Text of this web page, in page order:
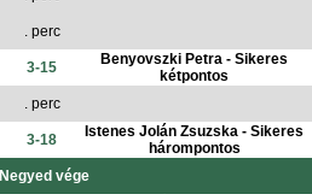
. perc
3-15
Benyovszki Petra - Sikeres
kétpontos
. perc
3-18
Istenes Jolán Zsuzska - Sikeres
hárompontos
Negyed vége